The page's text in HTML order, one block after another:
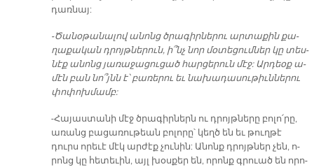
դառ­նայ:
-Ծա­նօ­թա­նա­լով ա­նոնց ծրա­գիր­նե­րու ար­տաքին քա­
ղա­քա­կան դրոյթ­նե­րուն, ի՞նչ նոր մօ­տե­ցում­ներ կը տես­
նէք ա­նոնց յա­ռա­ջա­ցու­ցած հար­ցե­րուն մէջ: Ար­դեօք ա­
մէն բան նո՞յնն է՝ բառե­րու եւ նա­խա­դա­սու­թիւն­նե­րու
փո­փոխ­մամբ:
-Հա­յաս­տա­նի մէջ ծրա­գիր­ներն ու դրոյթ­նե­րը բո­լո՛րը,
ա­ռանց բա­ցա­ռու­թեան բո­լո­րը՝ կեղծ են եւ թուղ­թէ
դուրս ո­րե­ւէ մէկ ար­ժէք չու­նին: Ա­նոնք դրոյթ­ներ չեն, ո­
րոնց կը հե­տե­ւին, այլ խօս­քեր են, ո­րոնք գրուած են ո­րո­